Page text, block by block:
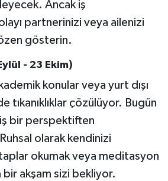
Ancak iş
partnerinizi veya ailenizi
gösterin.
- 23 Ekim)
konular veya yurt dışı
tıkanıklıklar çözülüyor. Bugün
bir perspektiften
olarak kendinizi
okumak veya meditasyon
bir akşam sizi bekliyor.